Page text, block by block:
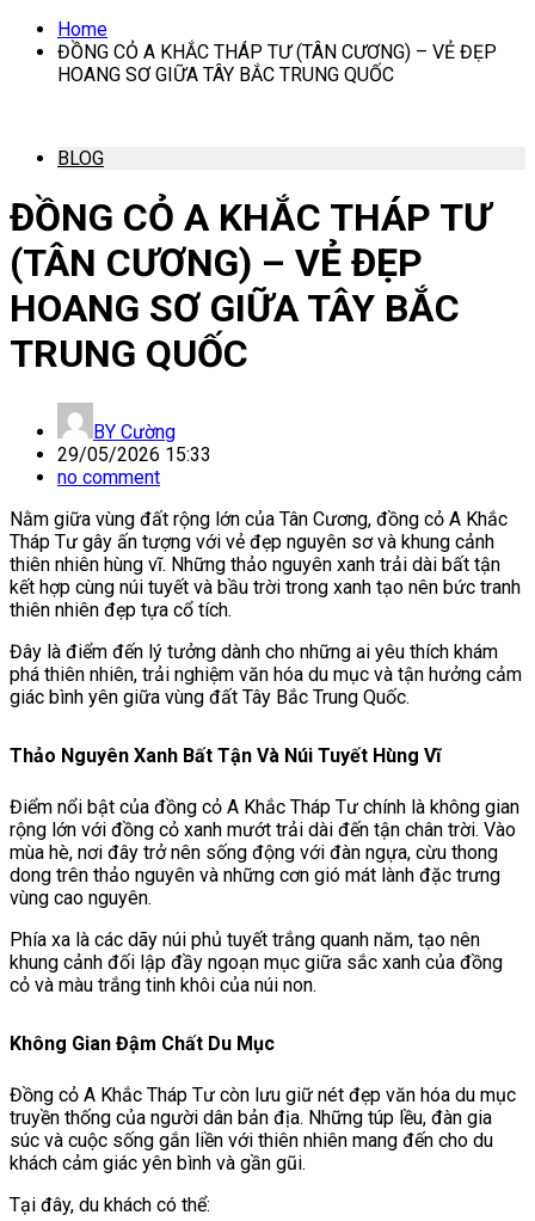
Home
ĐỒNG CỎ A KHẮC THÁP TƯ (TÂN CƯƠNG) – VẺ ĐẸP
HOANG SƠ GIỮA TÂY BẮC TRUNG QUỐC
BLOG
ĐỒNG CỎ A KHẮC THÁP TƯ
(TÂN CƯƠNG) – VẺ ĐẸP
HOANG SƠ GIỮA TÂY BẮC
TRUNG QUỐC
BY Cường
29/05/2026 15:33
no comment
Nằm giữa vùng đất rộng lớn của Tân Cương, đồng cỏ A Khắc
Tháp Tư gây ấn tượng với vẻ đẹp nguyên sơ và khung cảnh
thiên nhiên hùng vĩ. Những thảo nguyên xanh trải dài bất tận
kết hợp cùng núi tuyết và bầu trời trong xanh tạo nên bức tranh
thiên nhiên đẹp tựa cổ tích.
Đây là điểm đến lý tưởng dành cho những ai yêu thích khám
phá thiên nhiên, trải nghiệm văn hóa du mục và tận hưởng cảm
giác bình yên giữa vùng đất Tây Bắc Trung Quốc.
Thảo Nguyên Xanh Bất Tận Và Núi Tuyết Hùng Vĩ
Điểm nổi bật của đồng cỏ A Khắc Tháp Tư chính là không gian
rộng lớn với đồng cỏ xanh mướt trải dài đến tận chân trời. Vào
mùa hè, nơi đây trở nên sống động với đàn ngựa, cừu thong
dong trên thảo nguyên và những cơn gió mát lành đặc trưng
vùng cao nguyên.
Phía xa là các dãy núi phủ tuyết trắng quanh năm, tạo nên
khung cảnh đối lập đầy ngoạn mục giữa sắc xanh của đồng
cỏ và màu trắng tinh khôi của núi non.
Không Gian Đậm Chất Du Mục
Đồng cỏ A Khắc Tháp Tư còn lưu giữ nét đẹp văn hóa du mục
truyền thống của người dân bản địa. Những túp lều, đàn gia
súc và cuộc sống gắn liền với thiên nhiên mang đến cho du
khách cảm giác yên bình và gần gũi.
Tại đây, du khách có thể: